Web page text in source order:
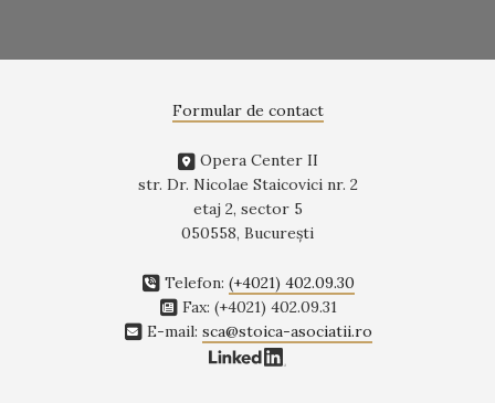
Formular de contact
Opera Center II
str. Dr. Nicolae Staicovici nr. 2
etaj 2, sector 5
050558, Bucureşti
Telefon: (+4021) 402.09.30
Fax: (+4021) 402.09.31
E-mail: sca@stoica-asociatii.ro